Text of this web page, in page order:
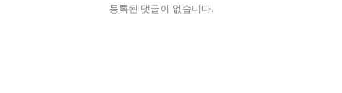
등록된 댓글이 없습니다.